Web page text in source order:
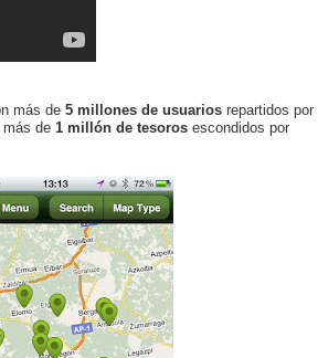
más de 5 millones de usuarios repartidos por
más de 1 millón de tesoros escondidos por